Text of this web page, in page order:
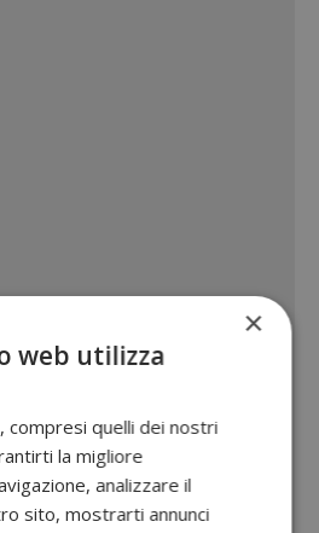
×
web utilizza
compresi quelli dei nostri
la migliore
analizzare il
sito, mostrarti annunci